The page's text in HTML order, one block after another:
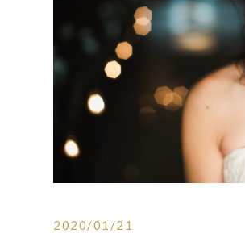
2020/01/21